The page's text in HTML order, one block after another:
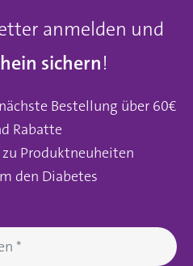
anmelden und
sichern!
Bestellung über 60€
Rabatte
Produktneuheiten
den Diabetes